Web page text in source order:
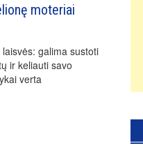
moteriai
galima sustoti
ir keliauti savo
verta